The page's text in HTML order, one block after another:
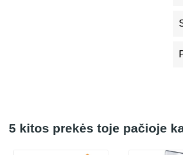
5 kitos prekės toje pačioje